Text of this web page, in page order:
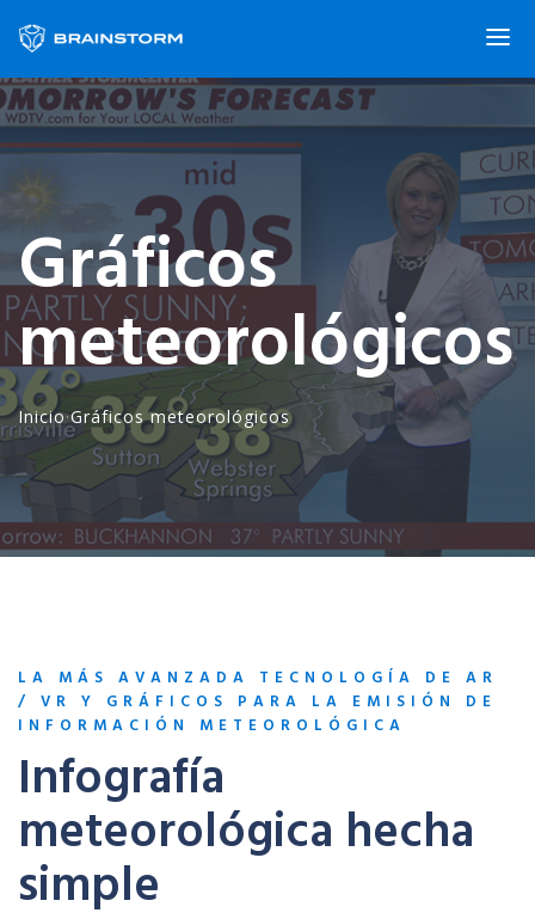
Gráficos
meteorológicos
Inicio·Gráficos meteorológicos
LA MÁS AVANZADA TECNOLOGÍA DE AR
/ VR Y GRÁFICOS PARA LA EMISIÓN DE
INFORMACIÓN METEOROLÓGICA
Infografía
meteorológica hecha
simple